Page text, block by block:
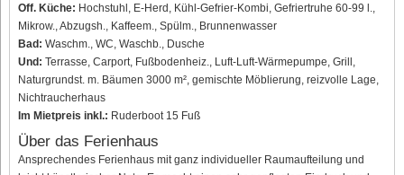
Off. Küche: Hochstuhl, E-Herd, Kühl-Gefrier-Kombi, Gefriertruhe 60-99 l.,
Mikrow., Abzugsh., Kaffeem., Spülm., Brunnenwasser
Bad: Waschm., WC, Waschb., Dusche
Und: Terrasse, Carport, Fußbodenheiz., Luft-Luft-Wärmepumpe, Grill,
Naturgrundst. m. Bäumen 3000 m², gemischte Möblierung, reizvolle Lage,
Nichtraucherhaus
Im Mietpreis inkl.: Ruderboot 15 Fuß
Über das Ferienhaus
Ansprechendes Ferienhaus mit ganz individueller Raumaufteilung und